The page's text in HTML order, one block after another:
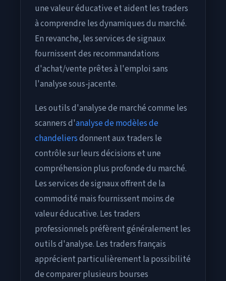
une valeur éducative et aident les traders
à comprendre les dynamiques du marché.
En revanche, les services de signaux
fournissent des recommandations
d'achat/vente prêtes à l'emploi sans
l'analyse sous-jacente.
Les outils d'analyse de marché comme les
scanners d'analyse de modèles de
chandeliersdonnent aux traders le
contrôle sur leurs décisions et une
compréhension plus profonde du marché.
Les services de signaux offrent de la
commodité mais fournissent moins de
valeur éducative. Les traders
professionnels préfèrent généralement les
outils d'analyse. Les traders français
apprécient particulièrement la possibilité
de comparer plusieurs bourses